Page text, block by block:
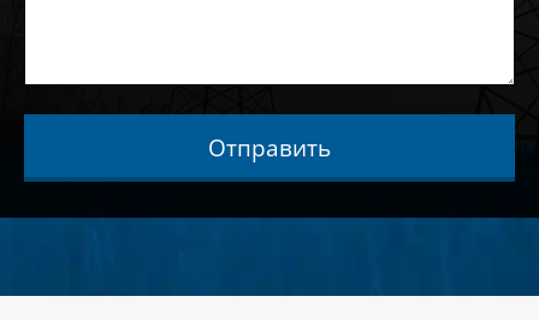
Отправить